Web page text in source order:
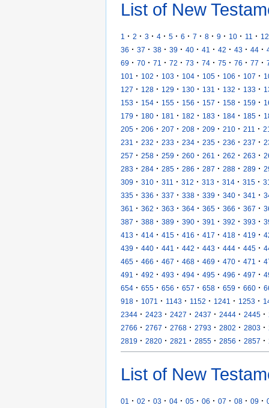
List of New
1 · 2 · 3 · 4 · 5 · 6 · 7 · 8 · 9 · 10 · 11 · 12
36 · 37 · 38 · 39 · 40 · 41 · 42 · 43 · 44 ·
69 · 70 · 71 · 72 · 73 · 74 · 75 · 76 · 77 ·
101
· 102 · 103 · 104 · 105 · 106 · 107 ·
127 · 128 · 129 · 130 · 131 · 132 · 133 ·
153 · 154 · 155 · 156 · 157 · 158 · 159 ·
179 · 180 · 181 · 182 · 183 · 184 · 185 ·
205 · 206 · 207 · 208 · 209 · 210 · 211 ·
231
· 232 · 233 · 234 · 235 · 236 · 237 ·
257 · 258 · 259 · 260 · 261 · 262 · 263 ·
283 · 284 · 285 · 286 · 287 · 288 · 289 ·
309 · 310 · 311 · 312 · 313 · 314 · 315 ·
335 · 336 · 337 · 338 · 339 · 340 · 341 ·
361
· 362 · 363 · 364 · 365 · 366 · 367 ·
387 · 388 · 389 · 390 · 391 · 392 · 393 ·
413 · 414 · 415 · 416 · 417 · 418 · 419 ·
439 · 440 · 441 · 442 · 443 · 444 · 445 ·
465 · 466 · 467 · 468 · 469 · 470 · 471 ·
491
· 492 · 493 · 494 · 495 · 496 · 497 ·
654 · 655 · 656 · 657 · 658 · 659 · 660 ·
918 · 1071 · 1143 · 1152 · 1241 · 1253 ·
2344 · 2423 · 2427 · 2437 · 2444 · 2445 ·
2766 · 2767 · 2768 · 2793 · 2802 · 2803 ·
2819 · 2820 · 2821 · 2855 · 2856 · 2857 ·
List of New
01 · 02 · 03 · 04 · 05 · 06 · 07 · 08 · 09 ·